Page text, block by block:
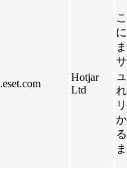
.eset.com
Hotjar
Ltd